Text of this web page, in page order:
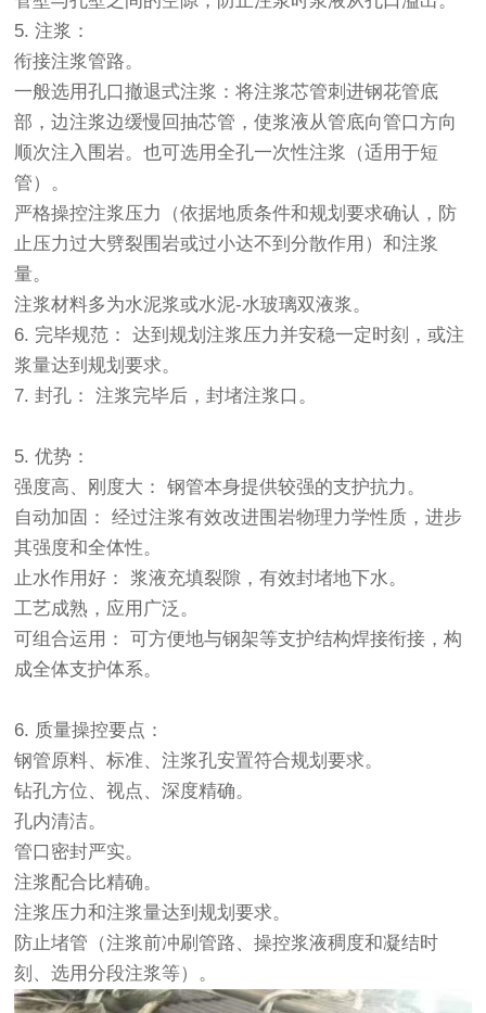
5. 注浆：
衔接注浆管路。
一般选用孔口撤退式注浆：将注浆芯管刺进钢花管底
部，边注浆边缓慢回抽芯管，使浆液从管底向管口方向
顺次注入围岩。也可选用全孔一次性注浆（适用于短
管）。
严格操控注浆压力（依据地质条件和规划要求确认，防
止压力过大劈裂围岩或过小达不到分散作用）和注浆
量。
注浆材料多为水泥浆或水泥-水玻璃双液浆。
6. 完毕规范： 达到规划注浆压力并安稳一定时刻，或注
浆量达到规划要求。
7. 封孔： 注浆完毕后，封堵注浆口。
5. 优势：
强度高、刚度大： 钢管本身提供较强的支护抗力。
自动加固： 经过注浆有效改进围岩物理力学性质，进步
其强度和全体性。
止水作用好： 浆液充填裂隙，有效封堵地下水。
工艺成熟，应用广泛。
可组合运用： 可方便地与钢架等支护结构焊接衔接，构
成全体支护体系。
6. 质量操控要点：
钢管原料、标准、注浆孔安置符合规划要求。
钻孔方位、视点、深度精确。
孔内清洁。
管口密封严实。
注浆配合比精确。
注浆压力和注浆量达到规划要求。
防止堵管（注浆前冲刷管路、操控浆液稠度和凝结时
刻、选用分段注浆等）。